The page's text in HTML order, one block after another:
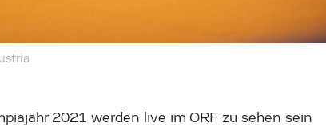
2021 werden live im ORF zu sehen sein